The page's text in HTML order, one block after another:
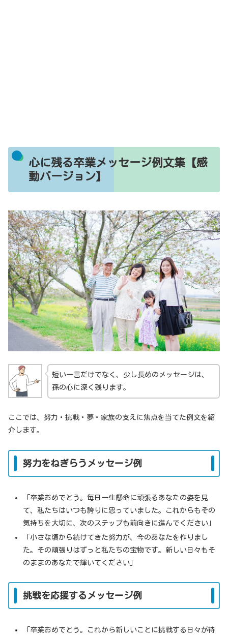
心に残る卒業メッセージ例文集【感
動バージョン】
短い一言だけでなく、少し長めのメッセージは、
孫の心に深く残ります。
ここでは、努力・挑戦・夢・家族の支えに焦点を当てた例文を紹
介します。
努力をねぎらうメッセージ例
「卒業おめでとう。毎日一生懸命に頑張るあなたの姿を見
て、私たちはいつも誇りに思っていました。これからもその
気持ちを大切に、次のステップも前向きに進んでください」
「小さな頃から続けてきた努力が、今のあなたを作りまし
た。その頑張りはずっと私たちの宝物です。新しい日々もそ
のままのあなたで輝いてください」
挑戦を応援するメッセージ例
「卒業おめでとう。これから新しいことに挑戦する日々が待